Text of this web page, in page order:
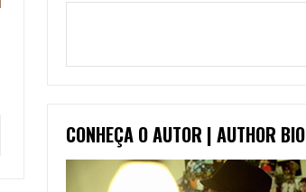
CONHEÇA O AUTOR | AUTHOR BIO